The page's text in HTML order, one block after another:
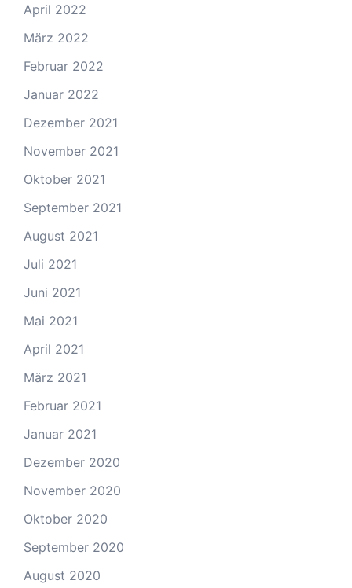
April 2022
März 2022
Februar 2022
Januar 2022
Dezember 2021
November 2021
Oktober 2021
September 2021
August 2021
Juli 2021
Juni 2021
Mai 2021
April 2021
März 2021
Februar 2021
Januar 2021
Dezember 2020
November 2020
Oktober 2020
September 2020
August 2020